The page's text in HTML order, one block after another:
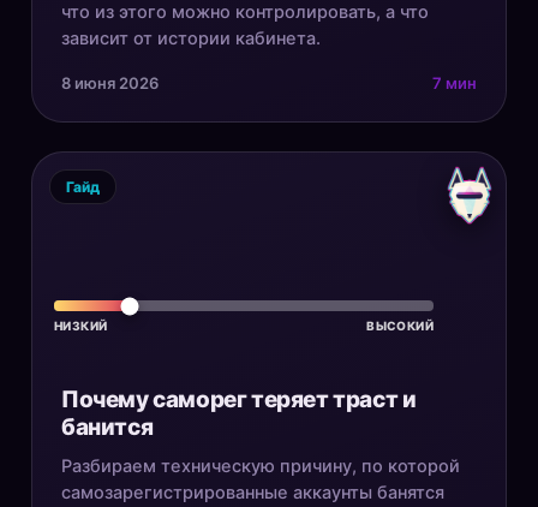
что из этого можно контролировать, а что
зависит от истории кабинета.
8 июня 2026 7 мин
НИЗКИЙ ВЫСОКИЙ
Гайд
Почему саморег теряет траст и
банится
Разбираем техническую причину, по которой
самозарегистрированные аккаунты банятся